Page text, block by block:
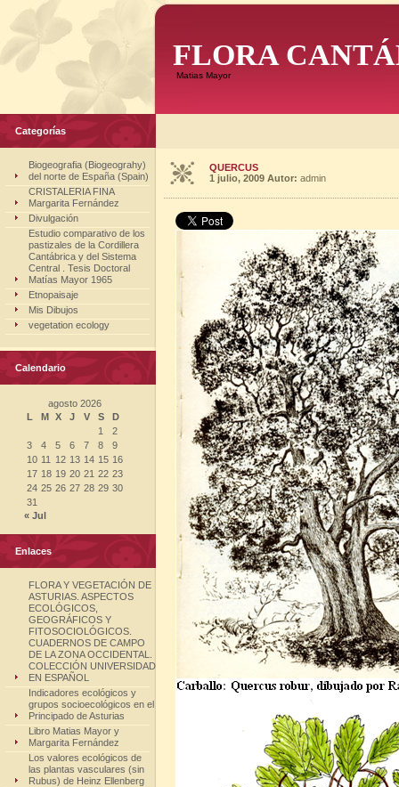
FLORA
Matias Mayor
Categorías
Biogeografia (Biogeograhy)
del norte de España (Spain)
CRISTALERIA FINA
Margarita Fernández
Divulgación
Estudio comparativo de los
pastizales de la Cordillera
Cantábrica y del Sistema
Central . Tesis Doctoral
Matías Mayor 1965
Etnopaisaje
Mis Dibujos
vegetation ecology
Calendario
agosto 2026
L
M X J V S
D
1
2
3
4 5 6 7 8
9
10 11 12 13 14 15 16
17 18 19 20 21 22 23
24 25 26 27 28 29 30
31
« Jul
Enlaces
FLORA Y VEGETACIÓN DE
ASTURIAS. ASPECTOS
ECOLÓGICOS,
GEOGRÁFICOS Y
FITOSOCIOLÓGICOS.
CUADERNOS DE CAMPO
DE LA ZONA OCCIDENTAL.
COLECCIÓN UNIVERSIDAD
EN ESPAÑOL
Indicadores ecológicos y
grupos socioecológicos en el
Principado de Asturias
Libro Matias Mayor y
Margarita Fernández
Los valores ecológicos de
las plantas vasculares (sin
Rubus) de Heinz Ellenberg
QUERCUS
1 julio, 2009 Autor: admin